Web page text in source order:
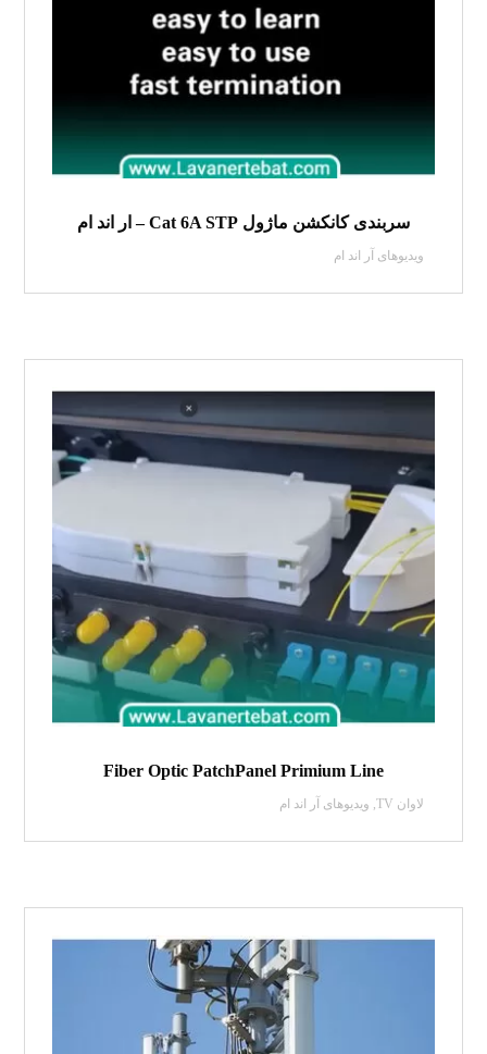
سربندی کانکشن ماژول Cat 6A STP – ار اند ام
ویدیو‌های آر اند ام
Fiber Optic PatchPanel Primium Line
لاوان TV , ویدیو‌های آر اند ام